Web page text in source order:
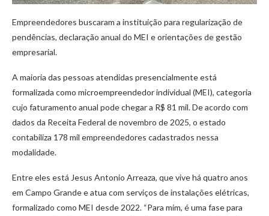
Empreendedores buscaram a instituição para regularização de
pendências, declaração anual do MEI e orientações de gestão
empresarial.
A maioria das pessoas atendidas presencialmente está
formalizada como microempreendedor individual (MEI), categoria
cujo faturamento anual pode chegar a R$ 81 mil. De acordo com
dados da Receita Federal de novembro de 2025, o estado
contabiliza 178 mil empreendedores cadastrados nessa
modalidade.
Entre eles está Jesus Antonio Arreaza, que vive há quatro anos
em Campo Grande e atua com serviços de instalações elétricas,
formalizado como MEI desde 2022. “Para mim, é uma fase para